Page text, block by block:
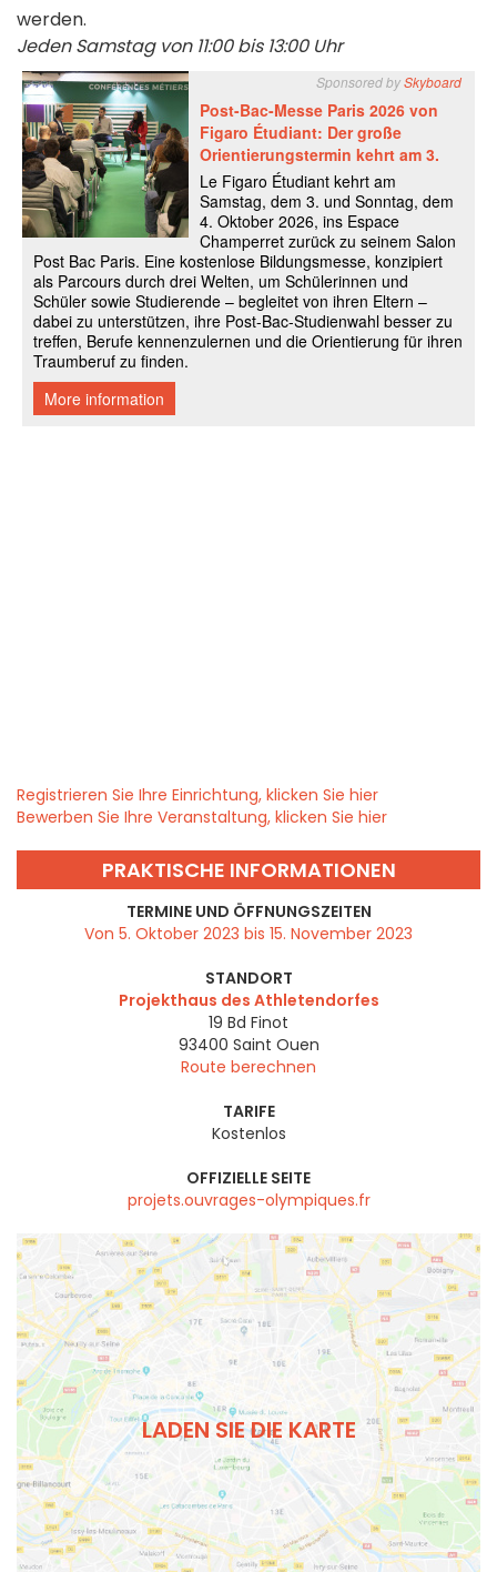
werden.
Jeden Samstag von 11:00 bis 13:00 Uhr
Registrieren Sie Ihre Einrichtung, klicken Sie hier
Bewerben Sie Ihre Veranstaltung, klicken Sie hier
PRAKTISCHE INFORMATIONEN
TERMINE UND ÖFFNUNGSZEITEN
Von 5. Oktober 2023 bis 15. November 2023
STANDORT
Projekthaus des Athletendorfes
19 Bd Finot
93400 Saint Ouen
Route berechnen
TARIFE
Kostenlos
OFFIZIELLE SEITE
projets.ouvrages-olympiques.fr
LADEN SIE DIE KARTE